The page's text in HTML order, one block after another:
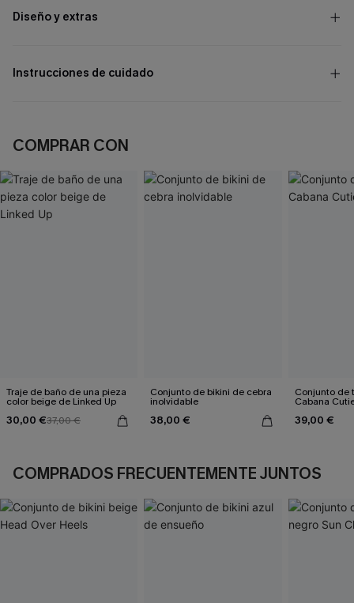
Diseño y extras
Instrucciones de cuidado
COMPRAR CON
Traje de baño de una pieza
color beige de Linked Up
30,00 €37,00 €
Conjunto de bikini de cebra
inolvidable
38,00 €
Conjunto de
Cabana
39,00 €
COMPRADOS FRECUENTEMENTE JUNTOS